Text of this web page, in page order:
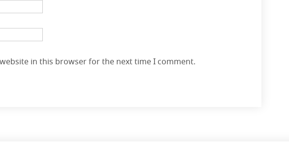
in this browser for the next time I comment.